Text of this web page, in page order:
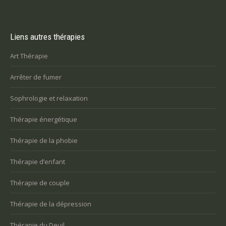
Liens autres thérapies
Art Thérapie
Arrêter de fumer
Sophrologie et relaxation
Thérapie énergétique
Thérapie de la phobie
Thérapie d’enfant
Thérapie de couple
Thérapie de la dépression